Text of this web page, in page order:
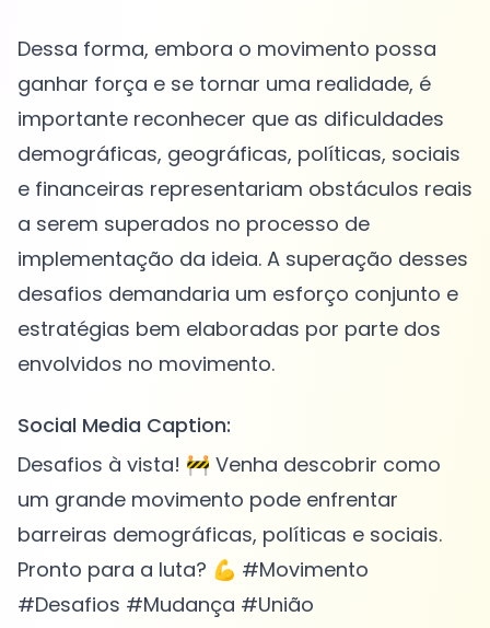
Dessa forma, embora o movimento possa
ganhar força e se tornar uma realidade, é
importante reconhecer que as dificuldades
demográficas, geográficas, políticas, sociais
e financeiras representariam obstáculos reais
a serem superados no processo de
implementação da ideia. A superação desses
desafios demandaria um esforço conjunto e
estratégias bem elaboradas por parte dos
Social Media Caption:
Desafios à vista! 🚧 Venha descobrir como
um grande movimento pode enfrentar
barreiras demográficas, políticas e sociais.
Pronto para a luta? 💪 #Movimento
#Desafios #Mudança #União